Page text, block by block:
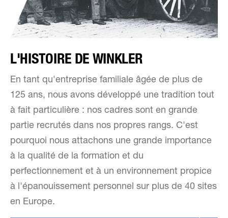
L'HISTOIRE DE WINKLER
En tant qu'entreprise familiale âgée de plus de
125 ans, nous avons développé une tradition tout
à fait particulière : nos cadres sont en grande
partie recrutés dans nos propres rangs. C'est
pourquoi nous attachons une grande importance
à la qualité de la formation et du
perfectionnement et à un environnement propice
à l'épanouissement personnel sur plus de 40 sites
en Europe.